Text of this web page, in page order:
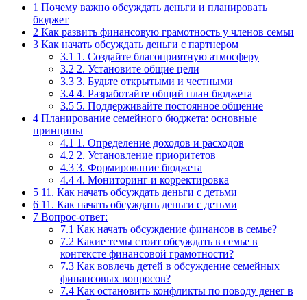
1 Почему важно обсуждать деньги и планировать
бюджет
2 Как развить финансовую грамотность у членов семьи
3 Как начать обсуждать деньги с партнером
3.1 1. Создайте благоприятную атмосферу
3.2 2. Установите общие цели
3.3 3. Будьте открытыми и честными
3.4 4. Разработайте общий план бюджета
3.5 5. Поддерживайте постоянное общение
4 Планирование семейного бюджета: основные
принципы
4.1 1. Определение доходов и расходов
4.2 2. Установление приоритетов
4.3 3. Формирование бюджета
4.4 4. Мониторинг и корректировка
5 11. Как начать обсуждать деньги с детьми
6 11. Как начать обсуждать деньги с детьми
7 Вопрос-ответ:
7.1 Как начать обсуждение финансов в семье?
7.2 Какие темы стоит обсуждать в семье в
контексте финансовой грамотности?
7.3 Как вовлечь детей в обсуждение семейных
финансовых вопросов?
7.4 Как остановить конфликты по поводу денег в